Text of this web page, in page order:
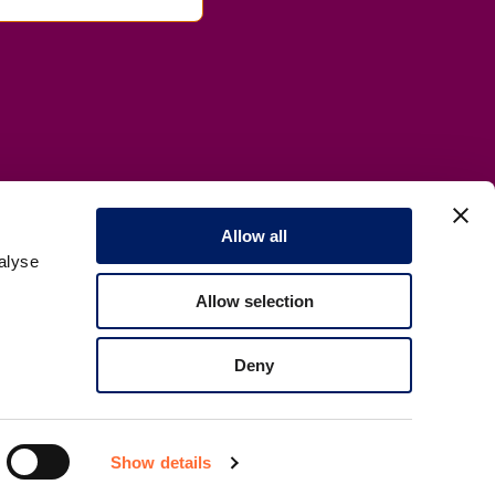
Show details
Allow all
Allow selection
Deny
Made by Elephant